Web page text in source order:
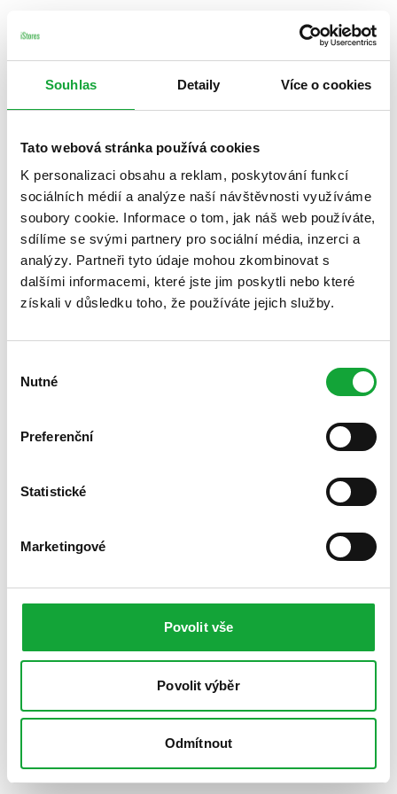
Souhlas Detaily Více o cookies
Tato webová stránka používá cookies
K personalizaci obsahu a reklam, poskytování funkcí
sociálních médií a analýze naší návštěvnosti využíváme
soubory cookie. Informace o tom, jak náš web používáte,
sdílíme se svými partnery pro sociální média, inzerci a
analýzy. Partneři tyto údaje mohou zkombinovat s
dalšími informacemi, které jste jim poskytli nebo které
získali v důsledku toho, že používáte jejich služby.
souhlasu
Nutné
Preferenční
Statistické
Marketingové
Povolit vše
Povolit výběr
Odmítnout